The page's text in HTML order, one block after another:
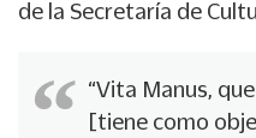
de la Secretaría de
“Vita Manus,
[tiene como